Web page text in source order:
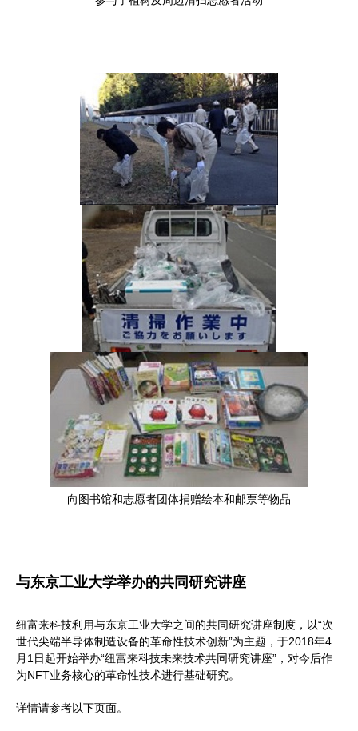
向图书馆和志愿者团体捐赠绘本和邮票等物品
与东京工业大学举办的共同研究讲座
纽富来科技利用与东京工业大学之间的共同研究讲座制度，以“次
世代尖端半导体制造设备的革命性技术创新”为主题，于2018年4
月1日起开始举办“纽富来科技未来技术共同研究讲座”，对今后作
为NFT业务核心的革命性技术进行基础研究。
详情请参考以下页面。